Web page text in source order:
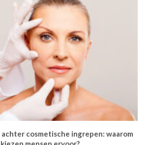
cosmetische ingrepen: waarom